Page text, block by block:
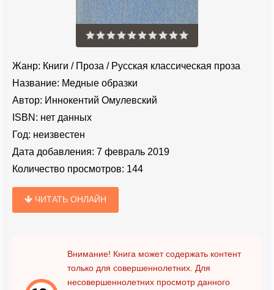
Жанр: Книги / Проза / Русская классическая проза
Название: Медные образки
Автор: Иннокентий Омулевский
ISBN: нет данных
Год: неизвестен
Дата добавления: 7 февраль 2019
Количество просмотров: 144
ЧИТАТЬ ОНЛАЙН
Внимание! Книга может содержать контент
только для совершеннолетних. Для
несовершеннолетних просмотр данного